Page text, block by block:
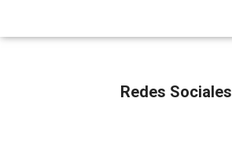
Redes Sociales